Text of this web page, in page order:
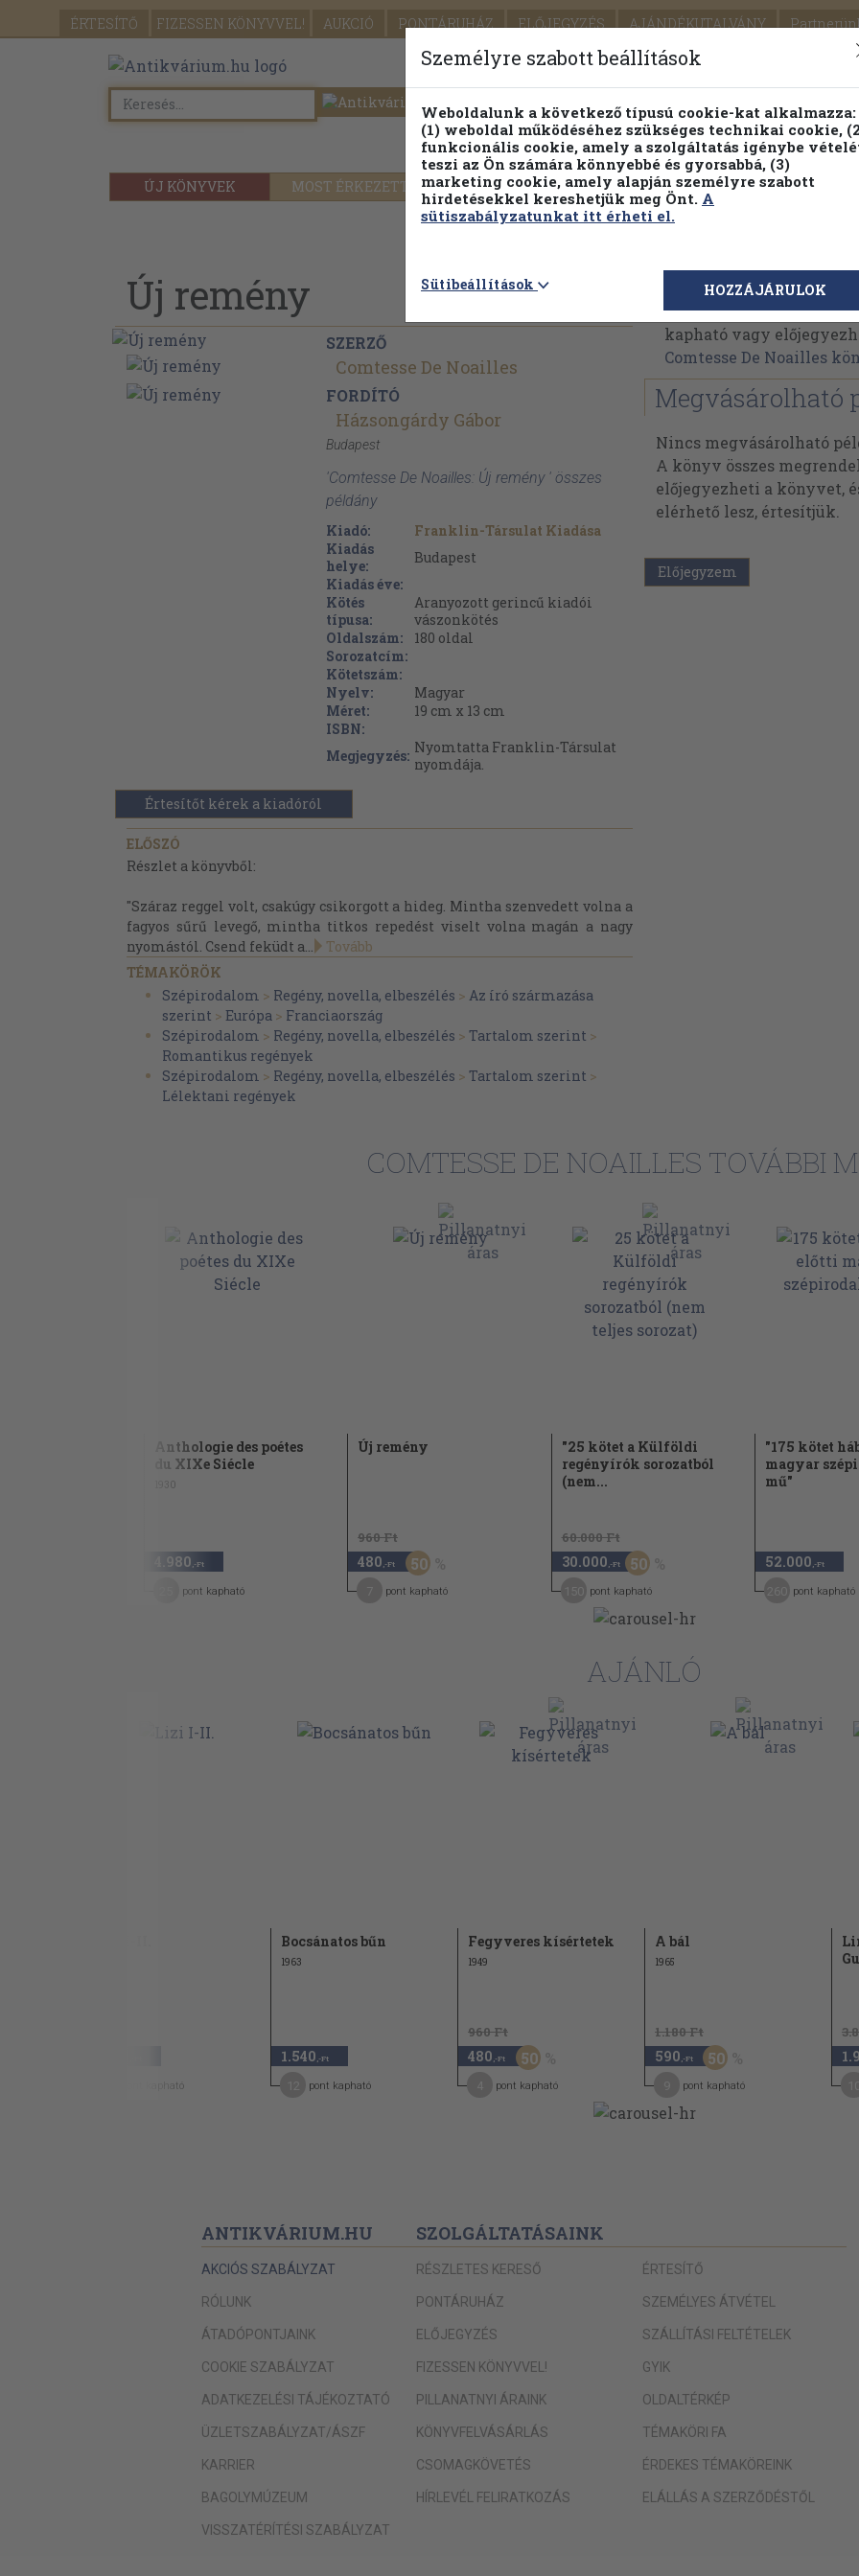
ÉRTESÍTŐ FIZESSEN KÖNYVVEL! AUKCIÓ PONTÁRUHÁZ ELŐJEGYZÉS AJÁNDÉKUTALVÁNY
SEGÍTSÉG
ÚJ KÖNYVEK MOST ÉRKEZETT PILLANATNYI ÁRAINK FENNTARTHATÓ
Részletes kereső Témaköri fa
Új remény
SZERZŐ
Comtesse De Noailles
FORDÍTÓ
Házsongárdy Gábor
Budapest
'Comtesse De Noailles: Új remény ' összes
példány
Kiadó:
Franklin-Társulat Kiadása
Kiadás
helye:
Budapest
Kiadás éve:
Kötés
típusa:
Aranyozott gerincű kiadói
vászonkötés
Oldalszám:
180 oldal
Sorozatcím:
Kötetszám:
Nyelv:
Magyar
Méret:
19 cm x 13 cm
ISBN:
Megjegyzés: Nyomtatta Franklin-Társulat
nyomdája.
Értesítőt kérek a kiadóról
ELŐSZÓ
Részlet a könyvből:
"Száraz reggel volt, csakúgy csikorgott a hideg. Mintha szenvedett volna a
fagyos sűrű levegő, mintha titkos repedést viselt volna magán a nagy
nyomástól. Csend feküdt a...
Tovább
TÉMAKÖRÖK
Szépirodalom > Regény, novella, elbeszélés > Az író származása
szerint > Európa > Franciaország
Szépirodalom > Regény, novella, elbeszélés > Tartalom szerint >
Romantikus regények
Szépirodalom > Regény, novella, elbeszélés > Tartalom szerint >
Lélektani regények
Comtesse De Noailles
Comtesse De Noailles
kapható vagy
Comtesse De Noailles
Megvásárolható
Nincs megvásárolható
A könyv összes
előjegyezheti a könyvet,
elérhető lesz, értesítjük.
Előjegyzem
COMTESSE DE NOAILLES TOVÁBBI
Anthologie des poétes
du XIXe Siécle
1930
4.980 ,-Ft
pont kapható
Új remény
960 Ft
480 ,-Ft 50
pont kapható
"25 kötet a Külföldi
regényírók sorozatból
(nem...
60.000 Ft
30.000 ,-Ft 50
pont kapható
"175 kötet
magyar
mű"
52.000 ,-Ft
pont kapható
AJÁNLÓ
pont kapható
Bocsánatos bűn
1963
1.540 ,-Ft
pont kapható
Fegyveres kísértetek
1949
960 Ft
480 ,-Ft 50
pont kapható
A bál
1965
1.180 Ft
590 ,-Ft 50
pont kapható
ANTIKVÁRIUM.HU
AKCIÓS SZABÁLYZAT
RÓLUNK
ÁTADÓPONTJAINK
COOKIE SZABÁLYZAT
ADATKEZELÉSI TÁJÉKOZTATÓ
ÜZLETSZABÁLYZAT/ÁSZF
KARRIER
BAGOLYMÚZEUM
VISSZATÉRÍTÉSI SZABÁLYZAT
SZOLGÁLTATÁSAINK
RÉSZLETES KERESŐ
PONTÁRUHÁZ
ELŐJEGYZÉS
FIZESSEN KÖNYVVEL!
PILLANATNYI ÁRAINK
KÖNYVFELVÁSÁRLÁS
CSOMAGKÖVETÉS
HÍRLEVÉL FELIRATKOZÁS
ÉRTESÍTŐ
SZEMÉLYES ÁTVÉTEL
SZÁLLÍTÁSI FELTÉTELEK
GYIK
OLDALTÉRKÉP
TÉMAKÖRI FA
ÉRDEKES TÉMAKÖREINK
ELÁLLÁS A SZERZŐDÉSTŐL
Személyre szabott beállítások
Weboldalunk a következő típusú cookie-kat alkalmazza:
(1) weboldal működéséhez szükséges technikai cookie,
funkcionális cookie, amely a szolgáltatás igénybe
teszi az Ön számára könnyebbé és gyorsabbá, (3)
marketing cookie, amely alapján személyre szabott
hirdetésekkel kereshetjük meg Önt. A
sütiszabályzatunkat itt érheti el.
Sütibeállítások HOZZÁJÁRULOK